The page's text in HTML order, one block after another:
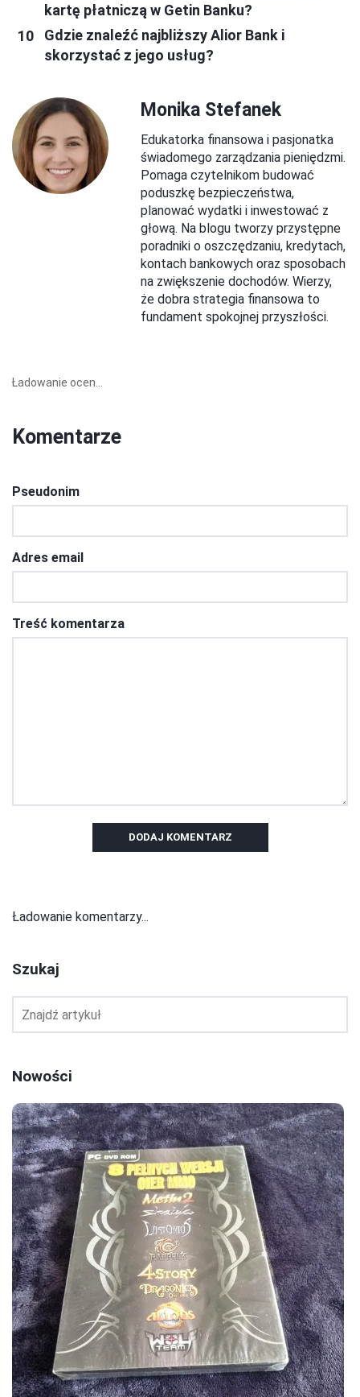
kartę płatniczą w Getin Banku?
Gdzie znaleźć najbliższy Alior Bank i
skorzystać z jego usług?
Monika Stefanek
Edukatorka finansowa i pasjonatka
świadomego zarządzania pieniędzmi.
Pomaga czytelnikom budować
poduszkę bezpieczeństwa,
planować wydatki i inwestować z
głową. Na blogu tworzy przystępne
poradniki o oszczędzaniu, kredytach,
kontach bankowych oraz sposobach
na zwiększenie dochodów. Wierzy,
że dobra strategia finansowa to
fundament spokojnej przyszłości.
Ładowanie ocen...
Komentarze
Pseudonim
Adres email
Treść komentarza
DODAJ KOMENTARZ
Ładowanie komentarzy...
Szukaj
Nowości